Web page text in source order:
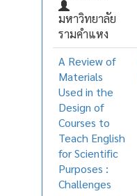
มหาวิทยาลัย
รามคำแหง
A Review of
Materials
Used in the
Design of
Courses to
Teach English
for Scientific
Purposes :
Challenges